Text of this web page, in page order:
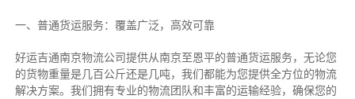
一、普通货运服务：覆盖广泛，高效可靠
好运吉通南京物流公司提供从南京至恩平的普通货运服务，无论您
的货物重量是几百公斤还是几吨，我们都能为您提供全方位的物流
解决方案。我们拥有专业的物流团队和丰富的运输经验，确保您的